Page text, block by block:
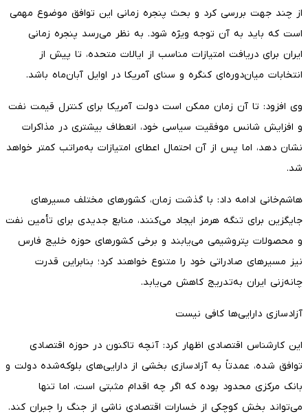
از چند جهت بررسی کرد و بحث پنجره زمانی این توافق موضوع مهمی
است که باید به آن توجه ویژه شود. به نظر می‌رسد پنجره زمانی
ایران برای دریافت امتیازات مناسب از ایالات متحده، تا پیش از
انتخابات میان‌دوره‌ای کنگره و سنای آمریکا در اوایل آبان‌ماه باشد.
وی افزود: تا آن زمان ممکن است دولت آمریکا برای کنترل قیمت نفت
و افزایش شانس موفقیت سیاسی خود، انعطاف بیشتری در مذاکرات
نشان دهد، اما پس از آن احتمال اعطای امتیازات به‌مراتب کمتر خواهد
شد.
هاشم‌خانی ادامه داد: با گذشت زمان، کشورهای مختلف مسیرهای
جایگزین برای تنگه هرمز ایجاد می‌کنند، منابع جدیدی برای تأمین نفت
و محصولات پتروشیمی می‌یابند و برخی کشورهای حوزه خلیج فارس
نیز مسیرهای صادراتی خود را متنوع خواهند کرد؛ بنابراین قدرت
چانه‌زنی ایران به‌تدریج کاهش می‌یابد.
آزادسازی دارایی‌ها کافی نیست
این کارشناس اقتصادی اظهار کرد: آنچه تاکنون در حوزه اقتصادی
توافق شده، عمدتاً به آزادسازی بخشی از دارایی‌های بلوکه‌شده دولت و
بانک مرکزی محدود بوده که اگر چه اقدام مثبتی است، اما تنها
می‌تواند بخش کوچکی از خسارات اقتصادی ناشی از جنگ را جبران کند.